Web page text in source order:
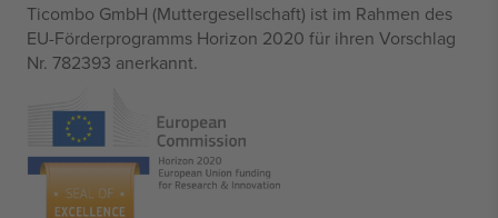
Ticombo GmbH (Muttergesellschaft) ist im Rahmen des
EU-Förderprogramms Horizon 2020 für ihren Vorschlag
Nr. 782393 anerkannt.